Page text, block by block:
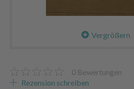
Vergrößern
0 Bewertungen
Rezension schreiben